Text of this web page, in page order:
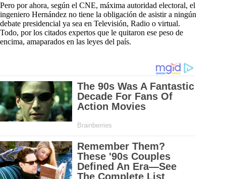
Pero por ahora, según el CNE, máxima autoridad electoral, el
ingeniero Hernández no tiene la obligación de asistir a ningún
debate presidencial ya sea en Televisión, Radio o virtual.
Todo, por los citados expertos que le quitaron ese peso de
encima, amaparados en las leyes del país.